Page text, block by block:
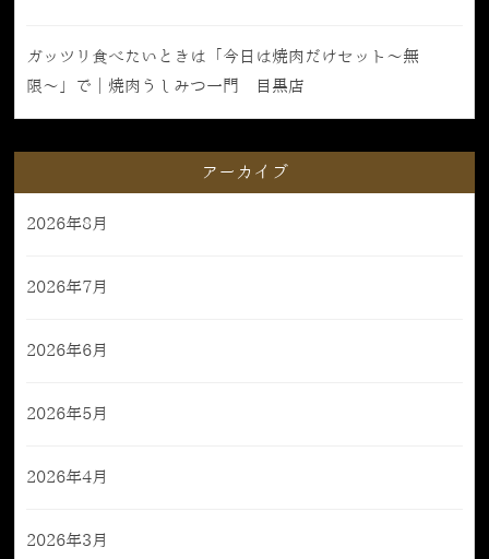
ガッツリ食べたいときは「今日は焼肉だけセット〜無
限〜」で｜焼肉うしみつ一門 目黒店
アーカイブ
2026年8月
2026年7月
2026年6月
2026年5月
2026年4月
2026年3月